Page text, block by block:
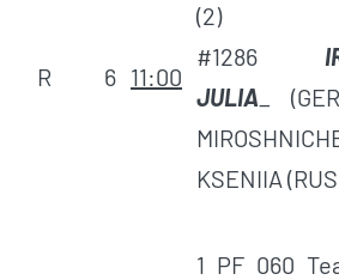
R 6 11:00
(2)
#1286
JULIA _
KSENIIA
1 PF 060